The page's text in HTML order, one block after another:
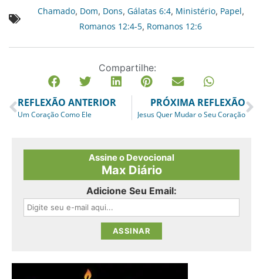
Chamado, Dom, Dons, Gálatas 6:4, Ministério, Papel,
Romanos 12:4-5, Romanos 12:6
Compartilhe:
REFLEXÃO ANTERIOR
Um Coração Como Ele
PRÓXIMA REFLEXÃO
Jesus Quer Mudar o Seu Coração
Assine o Devocional
Max Diário
Adicione Seu Email: